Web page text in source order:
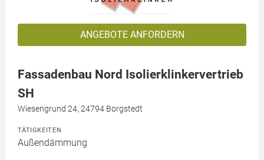
ANGEBOTE ANFORDERN
Fassadenbau Nord Isolierklinkervertrieb
SH
Wiesengrund 24, 24794 Borgstedt
TÄTIGKEITEN
Außendämmung